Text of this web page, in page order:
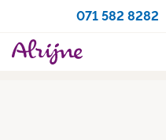
071 582 8282